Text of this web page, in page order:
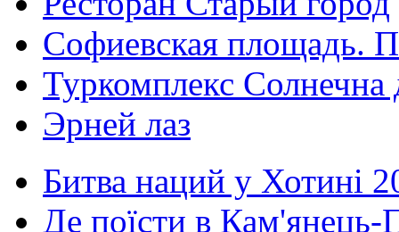
Софиевская площадь.
Туркомплекс Солнечна
Эрней лаз
Битва наций у Хотині
Де поїсти в Кам'янець-